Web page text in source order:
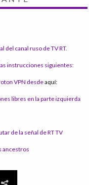
del canal ruso de TV RT.
instrucciones siguientes:
VPN desdeaquí:
libres en la parte izquierda
de la señal de RT TV
ancestros